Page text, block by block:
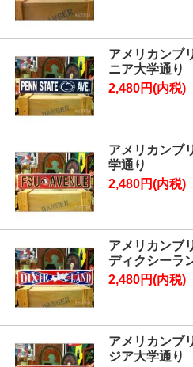
アメリカンブ
ニア大学通り
2,480円(内税)
アメリカンブ
学通り
2,480円(内税)
アメリカンブ
ディクシーラ
2,480円(内税)
アメリカンブ
ジア大学通り